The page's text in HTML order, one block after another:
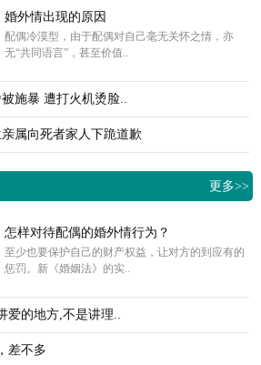
婚外情出现的原因
配偶冷漠型，由于配偶对自己毫无关怀之情，亦
无“共同语言”，甚至价值..
施暴 遭打火机烫脸..
属向死者家人下跪道歉
更多>>
怎样对待配偶的婚外情行为？
至少也要保护自己的财产权益，让对方的到应有的
惩罚。新《婚姻法》的实..
爱的地方,不是讲理..
差不多